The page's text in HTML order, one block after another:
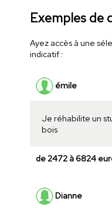
Exemples de
Ayez accès à une
indicatif :
émile
Je réhabilite un
bois
de 2472 à 6824
Dianne